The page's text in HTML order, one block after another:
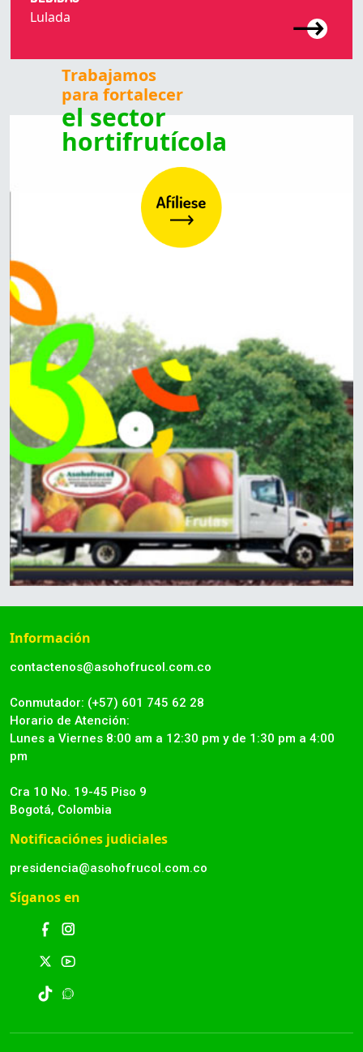
Lulada
Trabajamos
para fortalecer
el sector
hortifrutícola
Información
contactenos@asohofrucol.com.co
Conmutador: (+57) 601 745 62 28
Horario de Atención:
Lunes a Viernes 8:00 am a 12:30 pm y de 1:30 pm a 4:00
pm
Cra 10 No. 19-45 Piso 9
Bogotá, Colombia
Notificaciónes judiciales
presidencia@asohofrucol.com.co
Síganos en